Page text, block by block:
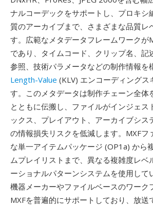
ナルコーデックをサポートし、プロキシ
質のアーカイブまで、さまざまな品質レ
す。広範なメタデータフレームワークが
であり、タイムコード、クリップ名、記
参照、技術パラメータなどの制作情報を
Length-Value (KLV) エンコーディングス
す。このメタデータは制作チェーン全体
とともに伝搬し、ファイルがインジェス
ックス、プレイアウト、アーカイブシス
の情報損失リスクを低減します。MXFフ
な単一アイテムパッケージ (OP1a) から
ムプレイリストまで、異なる複雑度レベ
ーショナルパターンシステムを使用して
機器メーカーやファイルベースのワーク
MXFを普遍的にサポートしており、放送